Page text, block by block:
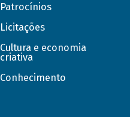
Patrocínios
Licitações
Cultura e economia
criativa
Conhecimento